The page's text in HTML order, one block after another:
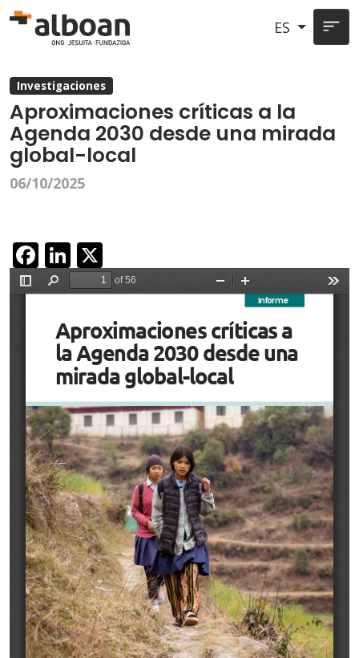
Pasar al contenido principal
ES
Investigaciones
Aproximaciones críticas a la
Agenda 2030 desde una mirada
global-local
06/10/2025
Facebook
LinkedIn